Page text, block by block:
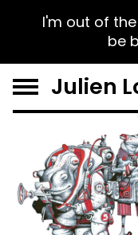
I'm out of
be
Julien